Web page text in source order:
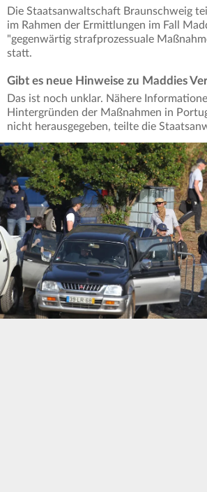
Die Staatsanwaltschaft Braunschweig
im Rahmen der Ermittlungen im Fall
"gegenwärtig strafprozessuale
statt.
Gibt es neue Hinweise zu Maddies
Das ist noch unklar. Nähere
Hintergründen der Maßnahmen in
nicht herausgegeben, teilte die